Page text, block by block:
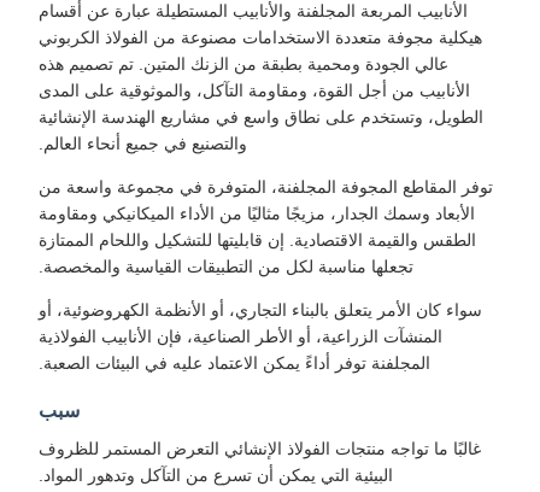
الأنابيب المربعة المجلفنة والأنابيب المستطيلة عبارة عن أقسام
هيكلية مجوفة متعددة الاستخدامات مصنوعة من الفولاذ الكربوني
عالي الجودة ومحمية بطبقة من الزنك المتين. تم تصميم هذه
الأنابيب من أجل القوة، ومقاومة التآكل، والموثوقية على المدى
الطويل، وتستخدم على نطاق واسع في مشاريع الهندسة الإنشائية
والتصنيع في جميع أنحاء العالم.
توفر المقاطع المجوفة المجلفنة، المتوفرة في مجموعة واسعة من
الأبعاد وسمك الجدار، مزيجًا مثاليًا من الأداء الميكانيكي ومقاومة
الطقس والقيمة الاقتصادية. إن قابليتها للتشكيل واللحام الممتازة
تجعلها مناسبة لكل من التطبيقات القياسية والمخصصة.
سواء كان الأمر يتعلق بالبناء التجاري، أو الأنظمة الكهروضوئية، أو
المنشآت الزراعية، أو الأطر الصناعية، فإن الأنابيب الفولاذية
المجلفنة توفر أداءً يمكن الاعتماد عليه في البيئات الصعبة.
سبب
غالبًا ما تواجه منتجات الفولاذ الإنشائي التعرض المستمر للظروف
البيئية التي يمكن أن تسرع من التآكل وتدهور المواد.